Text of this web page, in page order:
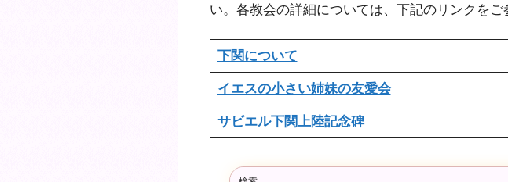
い。各教会の詳細については、下記のリンクをご
下関について
イエスの小さい姉妹の友愛会
サビエル下関上陸記念碑